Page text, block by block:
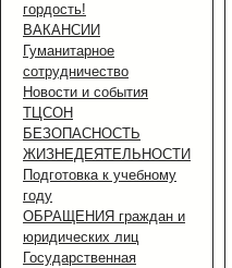
гордость!
ВАКАНСИИ
Гуманитарное
сотрудничество
Новости и события
ТЦСОН
БЕЗОПАСНОСТЬ
ЖИЗНЕДЕЯТЕЛЬНОСТИ
Подготовка к учебному
году
ОБРАЩЕНИЯ граждан и
юридических лиц
Государственная